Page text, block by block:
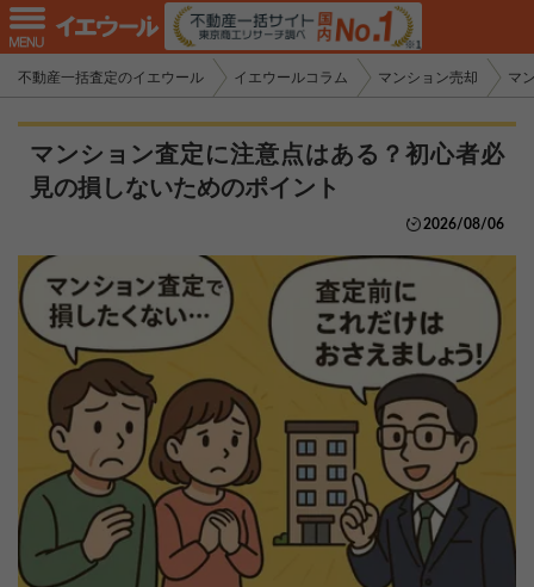
不動産一括査定のイエウール イエウールコラム マンション売却 マ
マンション査定に注意点はある？初心者必
見の損しないためのポイント
2026/08/06